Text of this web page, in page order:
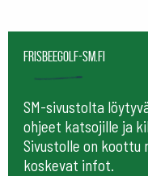
frisbeegolf-sm.fi
SM-sivustolta
ohjeet katsojille ja
Sivustolle on koottu
koskevat infot.